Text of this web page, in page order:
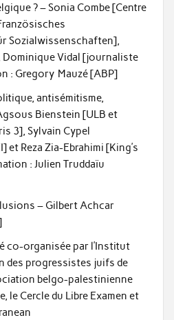
? – Sonia Combe [Centre
Sozialwissenschaften],
Dominique Vidal [journaliste
: Gregory Mauzé [ABP]
antisémitisme,
Bienstein [ULB et
3], Sylvain Cypel
Reza Zia-Ebrahimi [King’s
: Julien Truddaïu
– Gilbert Achcar
co-organisée par l’Institut
des progressistes juifs de
belgo-palestinienne
le Cercle du Libre Examen et